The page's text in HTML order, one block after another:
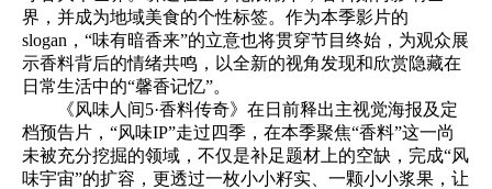
界，并成为地域美食的个性标签。作为本季影片的
slogan，“味有暗香来”的立意也将贯穿节目终始，为观众展
示香料背后的情绪共鸣，以全新的视角发现和欣赏隐藏在
日常生活中的“馨香记忆”。
《风味人间5·香料传奇》在日前释出主视觉海报及定
档预告片，“风味IP”走过四季，在本季聚焦“香料”这一尚
未被充分挖掘的领域，不仅是补足题材上的空缺，完成“风
味宇宙”的扩容，更透过一枚小小籽实、一颗小小浆果，让